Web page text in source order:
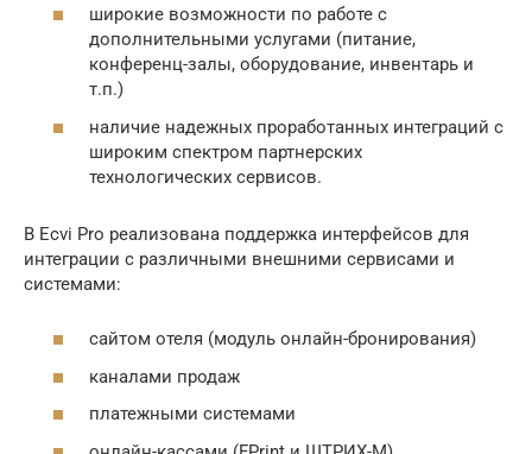
широкие возможности по работе с
дополнительными услугами (питание,
конференц-залы, оборудование, инвентарь и
т.п.)
наличие надежных проработанных интеграций с
широким спектром партнерских
технологических сервисов.
В Ecvi Pro реализована поддержка интерфейсов для
интеграции с различными внешними сервисами и
системами:
сайтом отеля (модуль онлайн-бронирования)
каналами продаж
платежными системами